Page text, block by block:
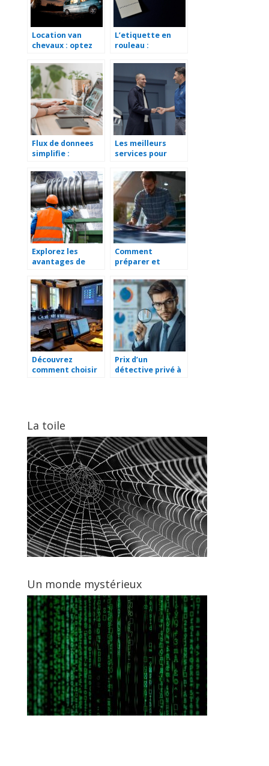
Location van
chevaux : optez
solution
avantageuse
L’etiquette en
rouleau :
et fonctions
Flux de donnees
simplifie :
solutions qui font
la difference au
quotidien
Les meilleurs
services pour
quotidien
Explorez les
avantages de
spécialiste de
l’injection de
matières
plastiques pour
vos projets
industriels
Comment
préparer et
travaux de
rénovation
énergétique
Découvrez
comment choisir
Prix d’un
détective privé à
La toile
Un monde mystérieux